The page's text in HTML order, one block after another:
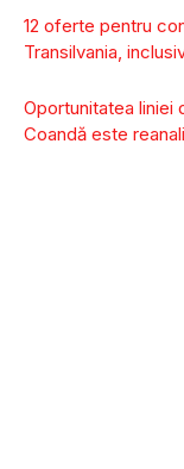
12 oferte pentru
Transilvania,
Oportunitatea liniei
Coandă este